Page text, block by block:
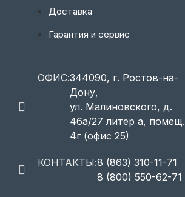
Доставка
Гарантия и сервис
ОФИС:344090, г. Ростов-на-
Дону,
ул. Малиновского, д.
46а/27 литер а, помещ.
4г (офис 25)
КОНТАКТЫ:8 (863) 310-11-71
8 (800) 550-62-71